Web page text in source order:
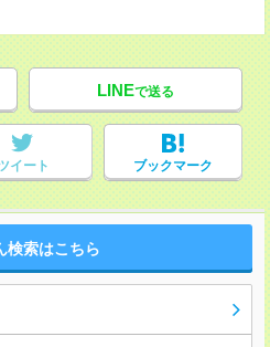
LINEで送る
イート ブックマーク
検索はこちら